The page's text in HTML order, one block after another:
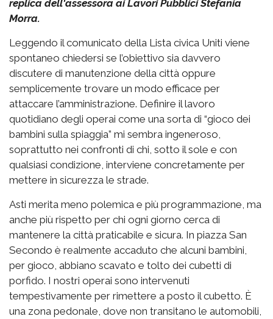
replica dell'assessora ai Lavori Pubblici Stefania
Morra.
Leggendo il comunicato della Lista civica Uniti viene
spontaneo chiedersi se l’obiettivo sia davvero
discutere di manutenzione della città oppure
semplicemente trovare un modo efficace per
attaccare l’amministrazione. Definire il lavoro
quotidiano degli operai come una sorta di “gioco dei
bambini sulla spiaggia” mi sembra ingeneroso,
soprattutto nei confronti di chi, sotto il sole e con
qualsiasi condizione, interviene concretamente per
mettere in sicurezza le strade.
Asti merita meno polemica e più programmazione, ma
anche più rispetto per chi ogni giorno cerca di
mantenere la città praticabile e sicura. In piazza San
Secondo è realmente accaduto che alcuni bambini,
per gioco, abbiano scavato e tolto dei cubetti di
porfido. I nostri operai sono intervenuti
tempestivamente per rimettere a posto il cubetto. È
una zona pedonale, dove non transitano le automobili,